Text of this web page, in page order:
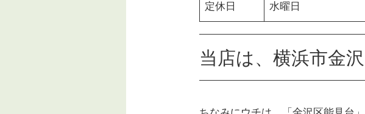
定休日 水曜日
当店は、横浜市金